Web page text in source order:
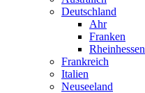
Deutschland
Ahr
Franken
Rheinhessen
Frankreich
Italien
Neuseeland